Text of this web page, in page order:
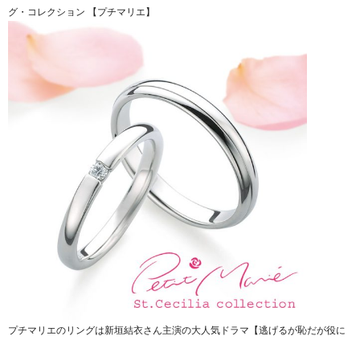
グ・コレクション 【プチマリエ】
プチマリエのリングは新垣結衣さん主演の大人気ドラマ【逃げるが恥だが役に